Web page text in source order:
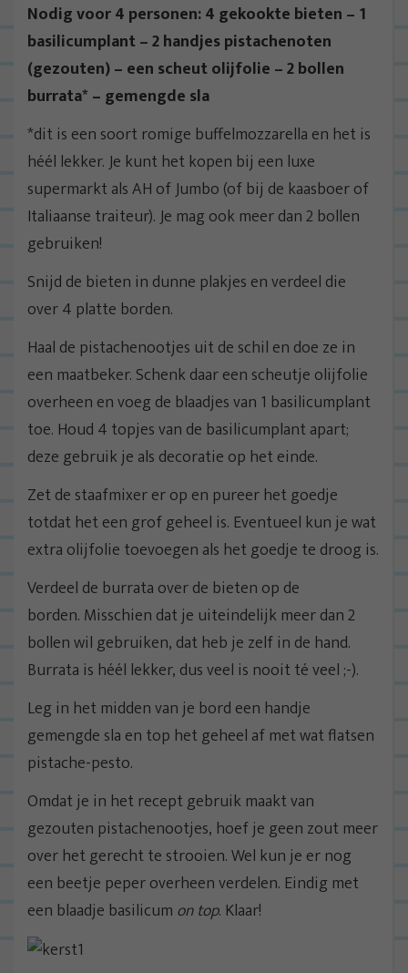
Nodig voor 4 personen: 4 gekookte bieten – 1
basilicumplant – 2 handjes pistachenoten
(gezouten) – een scheut olijfolie – 2 bollen
burrata* – gemengde sla
*dit is een soort romige buffelmozzarella en het is
héél lekker. Je kunt het kopen bij een luxe
supermarkt als AH of Jumbo (of bij de kaasboer of
Italiaanse traiteur). Je mag ook meer dan 2 bollen
gebruiken!
Snijd de bieten in dunne plakjes en verdeel die
over 4 platte borden.
Haal de pistachenootjes uit de schil en doe ze in
een maatbeker. Schenk daar een scheutje olijfolie
overheen en voeg de blaadjes van 1 basilicumplant
toe. Houd 4 topjes van de basilicumplant apart;
deze gebruik je als decoratie op het einde.
Zet de staafmixer er op en pureer het goedje
totdat het een grof geheel is. Eventueel kun je wat
extra olijfolie toevoegen als het goedje te droog is.
Verdeel de burrata over de bieten op de
borden. Misschien dat je uiteindelijk meer dan 2
bollen wil gebruiken, dat heb je zelf in de hand.
Burrata is héél lekker, dus veel is nooit té veel ;-).
Leg in het midden van je bord een handje
gemengde sla en top het geheel af met wat flatsen
pistache-pesto.
Omdat je in het recept gebruik maakt van
gezouten pistachenootjes, hoef je geen zout meer
over het gerecht te strooien. Wel kun je er nog
een beetje peper overheen verdelen. Eindig met
een blaadje basilicum on top. Klaar!